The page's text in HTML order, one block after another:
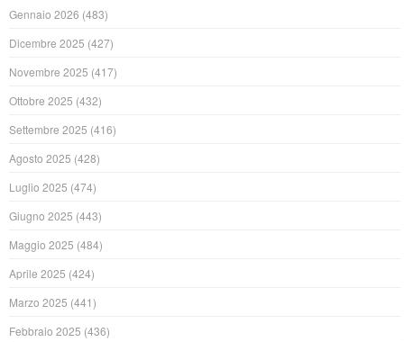
Gennaio 2026 (483)
Dicembre 2025 (427)
Novembre 2025 (417)
Ottobre 2025 (432)
Settembre 2025 (416)
Agosto 2025 (428)
Luglio 2025 (474)
Giugno 2025 (443)
Maggio 2025 (484)
Aprile 2025 (424)
Marzo 2025 (441)
Febbraio 2025 (436)